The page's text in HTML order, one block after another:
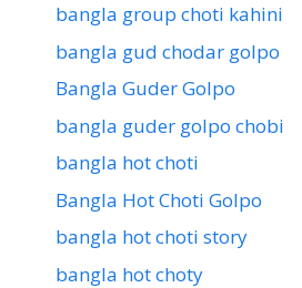
bangla group choti kahini
bangla gud chodar golpo
Bangla Guder Golpo
bangla guder golpo chobi
bangla hot choti
Bangla Hot Choti Golpo
bangla hot choti story
bangla hot choty